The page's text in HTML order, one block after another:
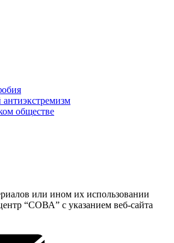
обществе
или ином их использовании
“СОВА” с указанием веб-сайта